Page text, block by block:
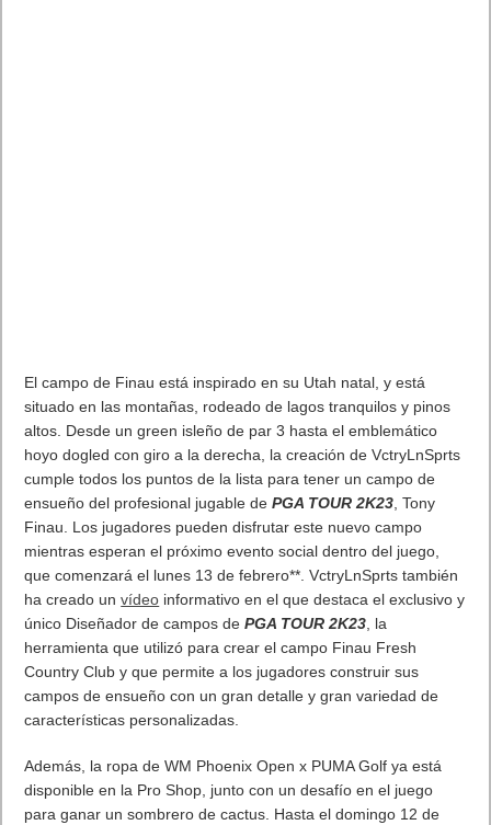
El campo de Finau está inspirado en su Utah natal, y está
situado en las montañas, rodeado de lagos tranquilos y pinos
altos. Desde un green isleño de par 3 hasta el emblemático
hoyo dogled con giro a la derecha, la creación de VctryLnSprts
cumple todos los puntos de la lista para tener un campo de
ensueño del profesional jugable dePGA TOUR 2K23, Tony
Finau. Los jugadores pueden disfrutar este nuevo campo
mientras esperan el próximo evento social dentro del juego,
que comenzará el lunes 13 de febrero**. VctryLnSprts también
ha creado unvídeo informativo en el que destaca el exclusivo y
único Diseñador de campos dePGA TOUR 2K23, la
herramienta que utilizó para crear el campo Finau Fresh
Country Club y que permite a los jugadores construir sus
campos de ensueño con un gran detalle y gran variedad de
características personalizadas.
Además, la ropa de WM Phoenix Open x PUMA Golf ya está
disponible en la Pro Shop, junto con un desafío en el juego
para ganar un sombrero de cactus. Hasta el domingo 12 de